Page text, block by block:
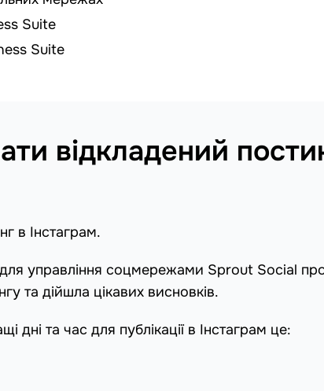
Suite
Suite
відкладений
в Інстаграм.
управління соцмережами Sprout Social
та дійшла цікавих висновків.
дні та час для публікації в Інстаграм це: